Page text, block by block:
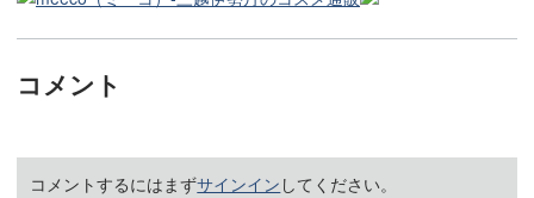
コメント
コメントするにはまずサインイン してください。